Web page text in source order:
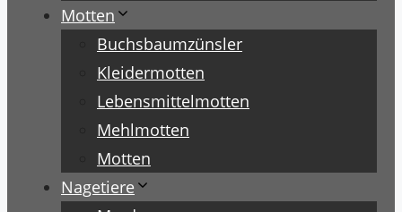
Motten
Buchsbaumzünsler
Kleidermotten
Lebensmittelmotten
Mehlmotten
Motten
Nagetiere